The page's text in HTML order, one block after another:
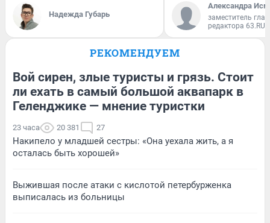
Надежда Губарь
Александра
заместитель
редактора 63.RU
РЕКОМЕНДУЕМ
Вой сирен, злые туристы и грязь. Стоит
ли ехать в самый большой аквапарк в
Геленджике — мнение туристки
23 часа 20 381 27
Накипело у младшей сестры: «Она уехала жить, а я
осталась быть хорошей»
Выжившая после атаки с кислотой петербурженка
выписалась из больницы